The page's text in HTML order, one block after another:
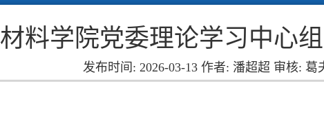
材料学院党委理论学习中心
发布时间: 2026-03-13 作者: 潘超超 审核: 葛